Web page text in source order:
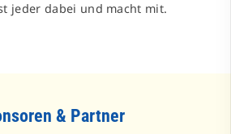
jeder dabei und macht mit.
& Partner